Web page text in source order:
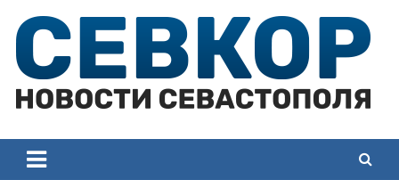
content
Севастополя
Севастополя